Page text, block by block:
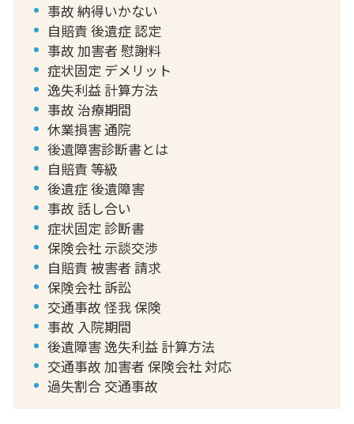
事故 納得いかない
自賠責 後遺症 認定
事故 加害者 慰謝料
症状固定 デメリット
逸失利益 計算方法
事故 治療期間
休業損害 通院
後遺障害診断書とは
自賠責 等級
後遺症 後遺障害
事故 話し合い
症状固定 診断書
保険会社 示談交渉
自賠責 被害者 請求
保険会社 訴訟
交通事故 怪我 保険
事故 入院期間
後遺障害 逸失利益 計算方法
交通事故 加害者 保険会社 対応
過失割合 交通事故